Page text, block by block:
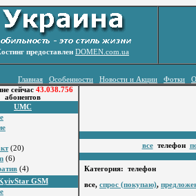
предоставлен DOMEN.com.ua
Главная Особенности Новости и Акции Фотки
сейчас 43.038.756
абонентов
UMC
(20)
(6)
(4)
GSM
всетелефон
Категория: телефон
все, спрос (покупаю),